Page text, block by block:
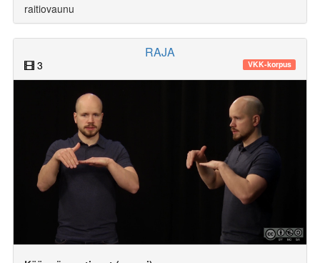
raitiovaunu
RAJA
3 VKK-korpus